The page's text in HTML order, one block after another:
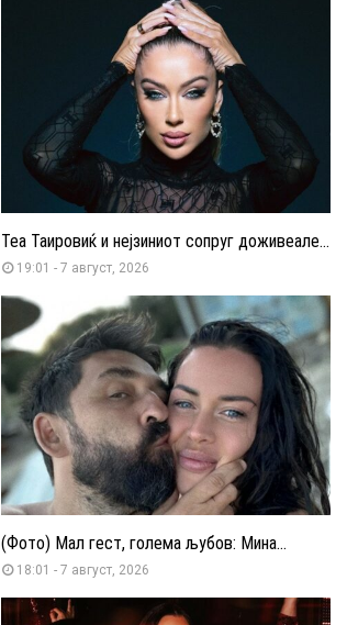
Теа Таировиќ и нејзиниот сопруг доживеале...
19:01 - 7 август, 2026
(Фото) Мал гест, голема љубов: Мина...
18:01 - 7 август, 2026